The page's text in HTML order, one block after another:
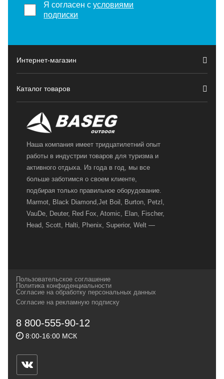
Я согласен сусловиями
подписки
Интернет-магазин
Каталог товаров
Наша компания имеет тридцатилетний опыт
работы в индустрии товаров для туризма и
активного отдыха. Из года в год, мы все
больше заботимся о своем клиенте,
подбирая только правильное оборудование.
Marmot, Black Diamond,Jet Boil, Burton, Petzl,
VauDe, Deuter, Red Fox, Atomic, Elan, Fischer,
Head, Scott, Halti, Phenix, Superior, Welt —
и взыскательных путешественников,
спортсменов и отдыхающих.
Геннадьевич
ИНН 590300057023 ОГРН 304590319000121
ул.Советская, 25, магазин Басег.
Тел./факс (342) 2101242
Пользовательское соглашение
Политика конфиденциальности
Согласие на обработку персональных данных
Согласие на рекламную подписку
8 800-555-90-12
8:00-16:00 МСК